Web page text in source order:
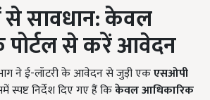
से सावधान: केवल
पोर्टल से करें आवेदन
ने ई-लॉटरी के आवेदन से जुड़ी एकएसओपी
स्पष्ट निर्देश दिए गए हैं किकेवल आधिकारिक